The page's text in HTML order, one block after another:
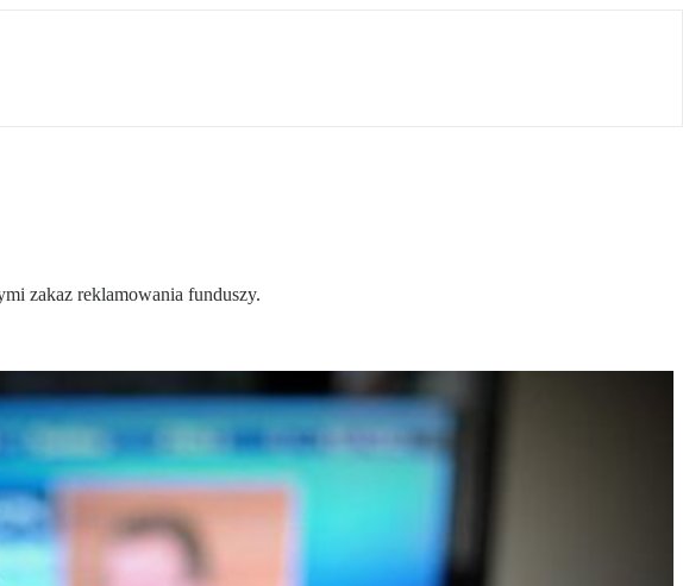
zakaz reklamowania funduszy.